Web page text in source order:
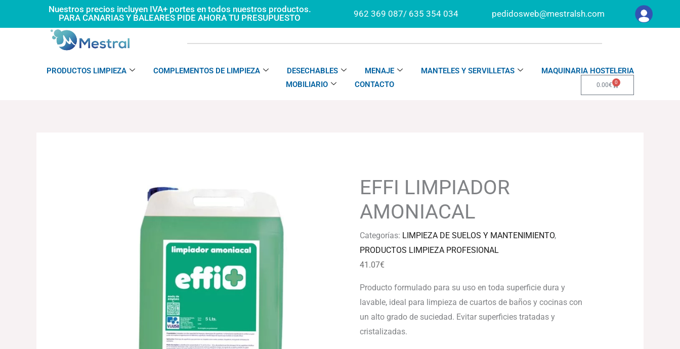
Nuestros precios incluyen IVA+ portes en todos nuestros productos.
PARA CANARIAS Y BALEARES PIDE AHORA TU PRESUPUESTO
962 369 087/ 635 354 034 pedidosweb@mestralsh.com
PRODUCTOS LIMPIEZA COMPLEMENTOS DE LIMPIEZA DESECHABLES MENAJE MANTELES Y SERVILLETAS
MAQUINARIA HOSTELERIA
MOBILIARIO
CONTACTO 0.00€ 0
Carrito
EFFI LIMPIADOR
AMONIACAL
Categorías: LIMPIEZA DE SUELOS Y MANTENIMIENTO,
PRODUCTOS LIMPIEZA PROFESIONAL
41.07€
Producto formulado para su uso en toda superficie dura y
lavable, ideal para limpieza de cuartos de baños y cocinas con
un alto grado de suciedad. Evitar superficies tratadas y
cristalizadas.
cantidad